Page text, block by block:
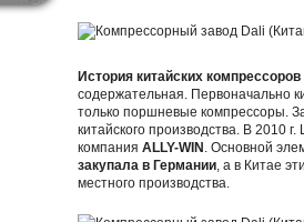
История китайских
содержательная. Первоначально
только поршневые компрессоры.
китайского производства. В 2010
компания ALLY-WIN. Основной
закупала в Германии, а в Китае
местного производства.